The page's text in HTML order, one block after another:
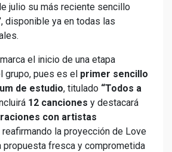
julio su más reciente sencillo
, disponible ya en todas las
el inicio de una etapa
grupo, pues es el primer sencillo
de estudio, titulado “Todos a
12 canciones y destacará
con artistas
reafirmando la proyección de Love
propuesta fresca y comprometida